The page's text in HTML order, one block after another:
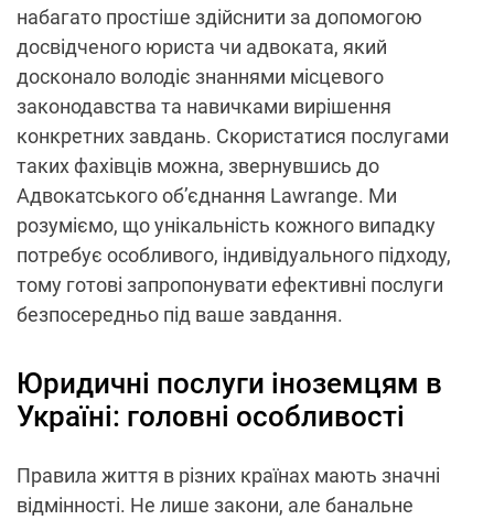
набагато простіше здійснити за допомогою
досвідченого юриста чи адвоката, який
досконало володіє знаннями місцевого
законодавства та навичками вирішення
конкретних завдань. Скористатися послугами
таких фахівців можна, звернувшись до
Адвокатського об’єднання Lawrange. Ми
розуміємо, що унікальність кожного випадку
потребує особливого, індивідуального підходу,
тому готові запропонувати ефективні послуги
безпосередньо під ваше завдання.
Юридичні послуги іноземцям в
Україні: головні особливості
Правила життя в різних країнах мають значні
відмінності. Не лише закони, але банальне